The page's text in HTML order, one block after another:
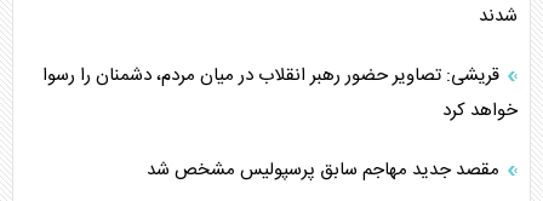
شدند
قریشی: تصاویر حضور رهبر انقلاب در میان مردم، دشمنان را رسوا
خواهد کرد
مقصد جدید مهاجم سابق پرسپولیس مشخص شد